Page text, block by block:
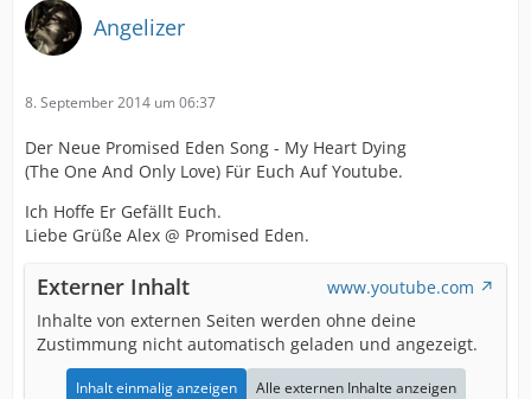
Angelizer
8. September 2014 um 06:37
Der Neue Promised Eden Song - My Heart Dying
(The One And Only Love) Für Euch Auf Youtube.
Ich Hoffe Er Gefällt Euch.
Liebe Grüße Alex @ Promised Eden.
Externer Inhalt
www.youtube.com
Inhalte von externen Seiten werden ohne deine
Zustimmung nicht automatisch geladen und angezeigt.
Inhalt einmalig anzeigen Alle externen Inhalte anzeigen